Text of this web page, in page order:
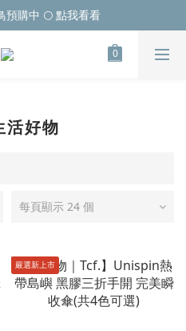
預購中 🌕 點我看看
活好物
每頁顯示 24 個
嚴選新上市